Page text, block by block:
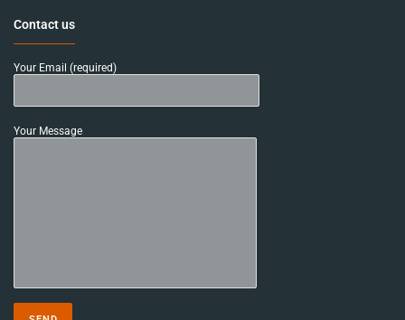
Contact us
Your Email (required)
Your Message